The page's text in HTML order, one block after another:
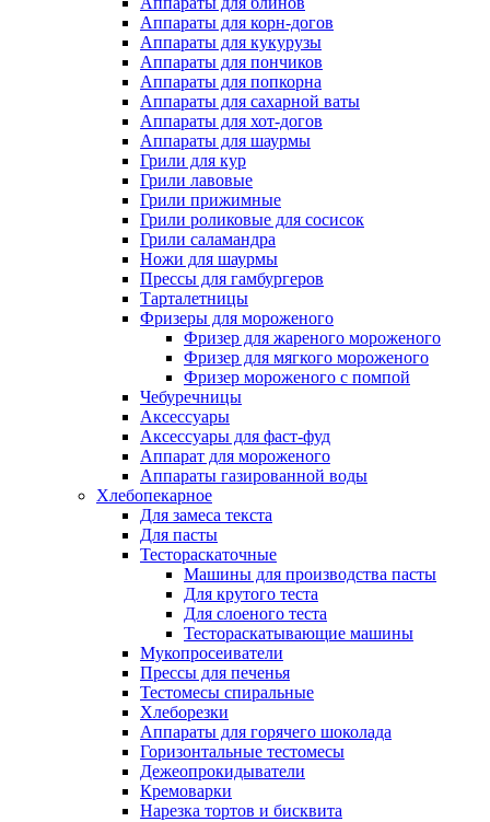
Аппараты для корн-догов
Аппараты для кукурузы
Аппараты для пончиков
Аппараты для попкорна
Аппараты для сахарной ваты
Аппараты для хот-догов
Аппараты для шаурмы
Грили для кур
Грили лавовые
Грили прижимные
Грили роликовые для сосисок
Грили саламандра
Ножи для шаурмы
Прессы для гамбургеров
Тарталетницы
Фризеры для мороженого
Фризер для жареного мороженого
Фризер для мягкого мороженого
Фризер мороженого с помпой
Чебуречницы
Аксессуары
Аксессуары для фаст-фуд
Аппарат для мороженого
Аппараты газированной воды
Хлебопекарное
Для замеса текста
Для пасты
Тестораскаточные
Машины для производства пасты
Для крутого теста
Для слоеного теста
Тестораскатывающие машины
Мукопросеиватели
Прессы для печенья
Тестомесы спиральные
Хлеборезки
Аппараты для горячего шоколада
Горизонтальные тестомесы
Дежеопрокидыватели
Кремоварки
Нарезка тортов и бисквита